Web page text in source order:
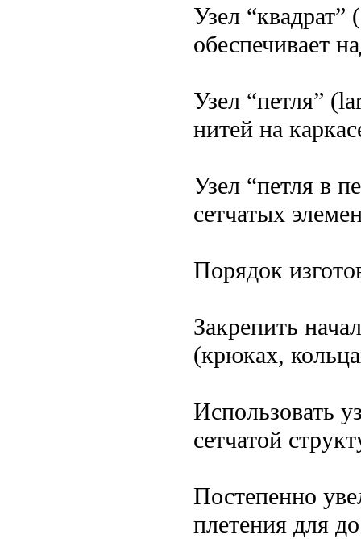
Узел
обеспечивает
Узел “петля”
нитей на
Узел “петля в
сетчатых
Порядок
Закрепить
(крюках,
Использовать
сетчатой
Постепенно
плетения для